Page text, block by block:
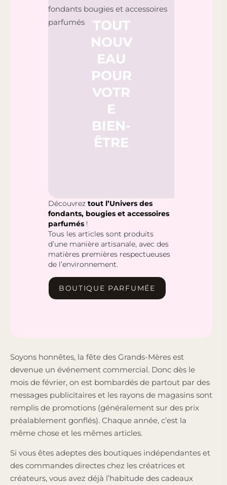
TOUT
NOUV
EAU
POUR
VOTR
E
BIEN-
ÊTRE
Découvrez tout l’Univers des
fondants, bougies et accessoires
parfumés !
Tous les articles sont produits
d’une manière artisanale, avec des
matières premières respectueuses
de l’environnement.
BOUTIQUE PARFUMÉE
Soyons honnêtes, la fête des Grands-Mères est
devenue un événement commercial. Donc dès le
mois de février, on est bombardés de partout par des
messages publicitaires et les rayons de magasins sont
remplis de promotions (généralement sur des prix
préalablement gonflés). Chaque année, c’est la
même chose et les mêmes articles.
Si vous êtes adeptes des boutiques indépendantes et
des commandes directes chez les créatrices et
créateurs, vous avez déjà l’habitude des cadeaux